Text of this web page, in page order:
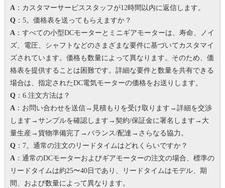
A：カスタマーサービススタッフが12時間以内に返信します。
Q：5。価格表を送ってもらえますか？
A：すべての小型DCモーターとミニギアモーターは、寿命、ノイ
ズ、電圧、シャフトなどのさまざまな要件に基づいてカスタマイ
ズされています。価格も数量によって異なります。 そのため、価
格表を提供することは困難です。 詳細な要件と数量を共有できる
場合は、指定されたDC電気モーターの価格をお送りします。
Q：6.注文方法は？
A：お問い合わせを送信→見積もりを受け取ります→詳細を交渉
します→サンプルを確認します→契約/保証金に署名します→大
量生産→貨物準備完了→バランス/配達→さらなる協力。
Q：7。 通常の注文のリードタイムはどれくらいですか？
A：通常のDCモーターおよびギアモーターの注文の場合、標準の
リードタイムは約25〜40日であり、リードタイムはモデル、期
間、および数量によって異なります。